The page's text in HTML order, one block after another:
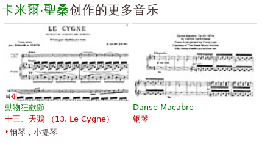
Editions Durand
Editions Durand
Samson et Dalila
￥100.93
Piano
Editions Durand
Samson et Dalila
￥1,181.48
Editions Durand
卡米爾·聖桑创作的更多音乐
動物狂歡節
十三、天鵝 （ 13. Le Cygne）
钢琴，小提琴
Danse Macabre
钢琴